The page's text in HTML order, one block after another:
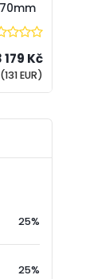
179 Kč
(131 EUR)
25%
25%